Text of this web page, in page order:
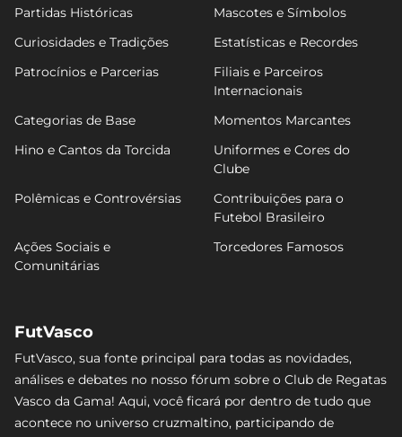
Partidas Históricas
Mascotes e Símbolos
Curiosidades e Tradições
Estatísticas e Recordes
Patrocínios e Parcerias
Filiais e Parceiros
Internacionais
Categorias de Base
Momentos Marcantes
Hino e Cantos da Torcida
Uniformes e Cores do
Clube
Polêmicas e Controvérsias
Contribuições para o
Futebol Brasileiro
Ações Sociais e
Comunitárias
Torcedores Famosos
FutVasco
FutVasco, sua fonte principal para todas as novidades,
análises e debates no nosso fórum sobre o Club de Regatas
Vasco da Gama! Aqui, você ficará por dentro de tudo que
acontece no universo cruzmaltino, participando de